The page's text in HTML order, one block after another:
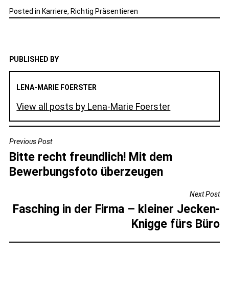
Posted in Karriere, Richtig Präsentieren
PUBLISHED BY
LENA-MARIE FOERSTER
View all posts by Lena-Marie Foerster
BEITRAGSNAVIGATION
Previous Post
Bitte recht freundlich! Mit dem
Bewerbungsfoto überzeugen
Next Post
Fasching in der Firma – kleiner Jecken-
Knigge fürs Büro